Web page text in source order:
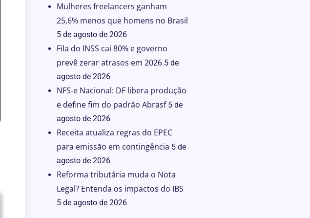
Mulheres freelancers ganham
25,6% menos que homens no Brasil
5 de agosto de 2026
Fila do INSS cai 80% e governo
prevê zerar atrasos em 2026 5 de
agosto de 2026
NFS-e Nacional: DF libera produção
e define fim do padrão Abrasf 5 de
agosto de 2026
Receita atualiza regras do EPEC
para emissão em contingência 5 de
agosto de 2026
Reforma tributária muda o Nota
Legal? Entenda os impactos do IBS
5 de agosto de 2026